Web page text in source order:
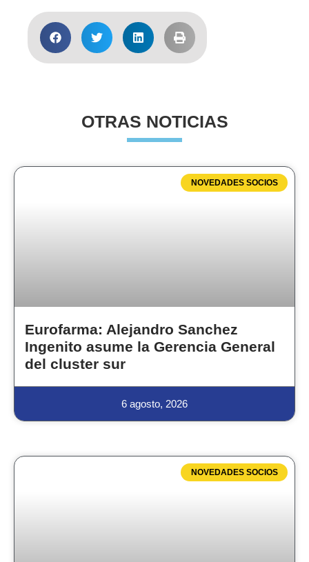
OTRAS NOTICIAS
NOVEDADES SOCIOS
Eurofarma: Alejandro Sanchez
Ingenito asume la Gerencia General
del cluster sur
6 agosto, 2026
NOVEDADES SOCIOS